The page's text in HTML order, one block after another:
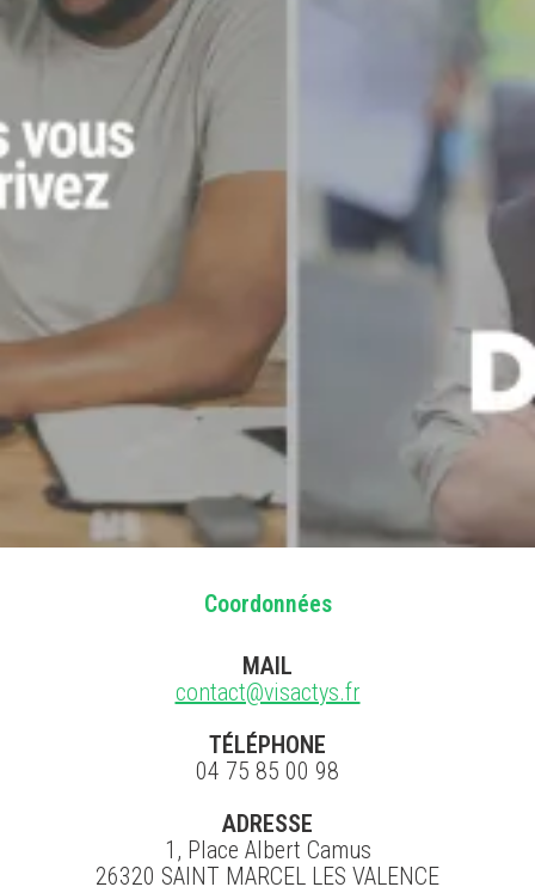
Coordonnées
MAIL
contact@visactys.fr
TÉLÉPHONE
04 75 85 00 98
ADRESSE
1, Place Albert Camus
26320 SAINT MARCEL LES VALENCE